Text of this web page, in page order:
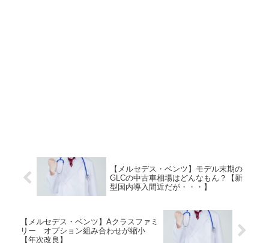
【メルセデス・ベンツ】モデル末期の
GLCの中古車相場はどんなもん？【新
型国内導入間近だが・・・】
【メルセデス・ベンツ】Aクラスファミ
リー オプション組み合わせが縮小
【年次改良】